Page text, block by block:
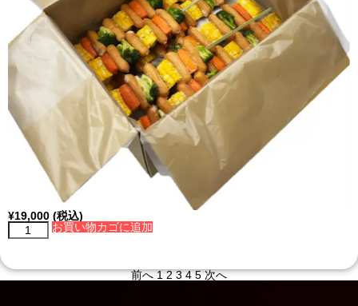
¥19,000 (税込)
お買い物カゴに追加
前へ 1 2 3 4 5 次へ